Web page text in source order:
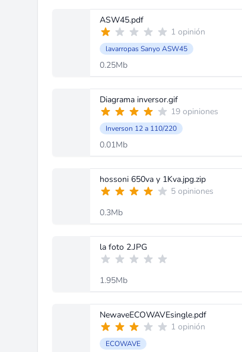
ASW45.pdf
1 opinión
lavarropas Sanyo ASW45
0.25Mb
Diagrama inversor.gif
19 opiniones
Inverson 12 a 110/220
0.01Mb
hossoni 650va y 1Kva.jpg.zip
5 opiniones
0.3Mb
la foto 2.JPG
1.95Mb
NewaveECOWAVEsingle.pdf
1 opinión
ECOWAVE